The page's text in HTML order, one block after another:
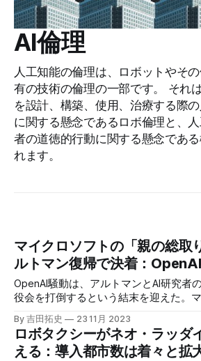
AI倫理
人工知能の倫理は、ロボットやそ
有の技術の倫理の一部です。 それ
を設計、構築、使用、治療する際
に関する懸念であるロボ倫理と、
者の道徳的行動に関する懸念であ
れます。
マイクロソフトの「親の総取
ルトマン復帰で決着：
OpenAI騒動は、アルトマンとAI研究者
役会を打倒するという結末を迎えた。
OpenAIをまるごと吸収しかけたが、親
かった。
By 吉田拓史 23 11月 2023
ロボタクシーがネオ・ラッダ
える：導入都市数は着々と拡